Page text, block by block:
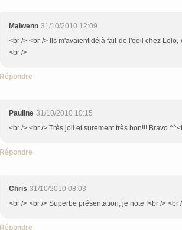
Maiwenn 31/10/2010 12:09
<br /> <br /> Ils m'avaient déjà fait de l'oeil chez
<br />
Répondre
Pauline 31/10/2010 10:15
<br /> <br /> Très joli et surement très bon!!! Bravo
Répondre
Chris 31/10/2010 08:03
<br /> <br /> Superbe présentation, je note !<br /> <br
Répondre